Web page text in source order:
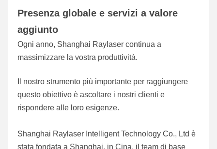
Presenza globale e servizi a valore
aggiunto
Ogni anno, Shanghai Raylaser continua a
massimizzare la vostra produttività.
Il nostro strumento più importante per raggiungere
questo obiettivo è ascoltare i nostri clienti e
rispondere alle loro esigenze.
Shanghai Raylaser Intelligent Technology Co., Ltd è
stata fondata a Shanghai, in Cina, il team di base